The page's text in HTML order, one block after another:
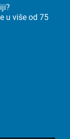
u više od 75